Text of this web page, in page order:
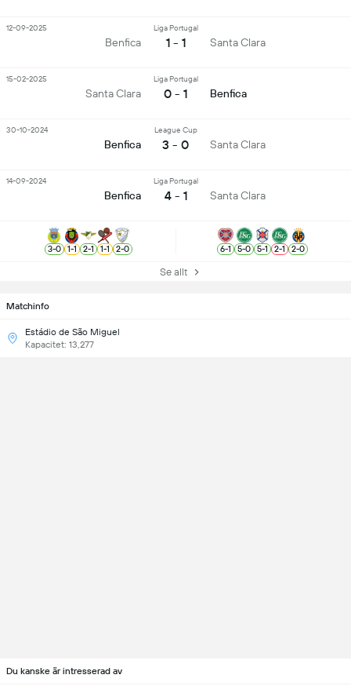
Matchinfo
Estádio de São Miguel
Kapacitet: 13,277
Benfica
Liga Portugal
1 - 1 Santa Clara
12-09-2025
Santa Clara
Liga Portugal
0 - 1 Benfica
15-02-2025
Benfica
League Cup
3 - 0 Santa Clara
30-10-2024
Benfica
Liga Portugal
4 - 1 Santa Clara
14-09-2024
3-0 1-1 2-1 1-1 2-0 6-1 5-0 5-1 2-1 2-0
Se allt
Du kanske är intresserad av